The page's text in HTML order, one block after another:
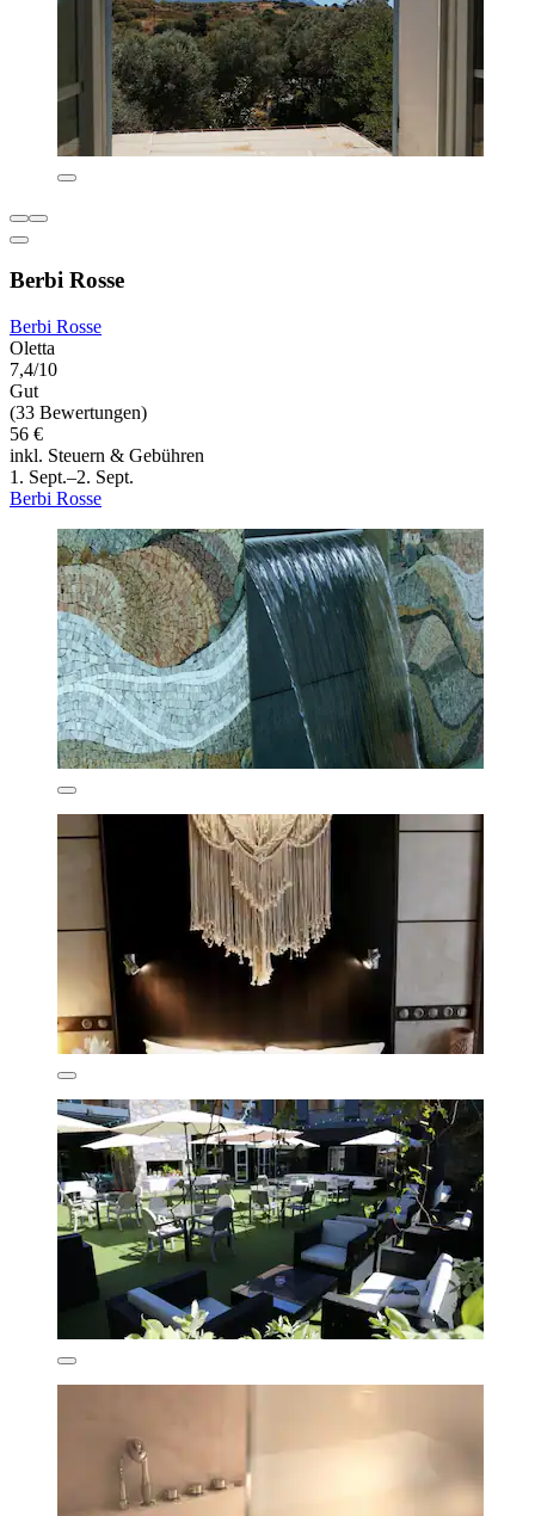
Berbi Rosse
Berbi Rosse
Oletta
7,4/10
Gut
(33 Bewertungen)
56 €
inkl. Steuern & Gebühren
1. Sept.–2. Sept.
Berbi Rosse